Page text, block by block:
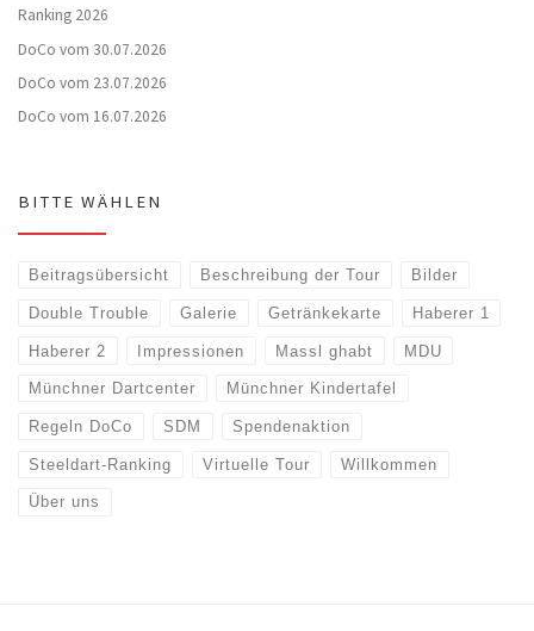
Ranking 2026
DoCo vom 30.07.2026
DoCo vom 23.07.2026
DoCo vom 16.07.2026
BITTE WÄHLEN
Beitragsübersicht Beschreibung der Tour Bilder
Double Trouble Galerie Getränkekarte Haberer 1
Haberer 2 Impressionen Massl ghabt MDU
Münchner Dartcenter Münchner Kindertafel
Regeln DoCo SDM Spendenaktion
Steeldart-Ranking Virtuelle Tour Willkommen
Über uns